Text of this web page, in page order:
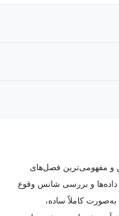
و مفهومی‌ترین فصل‌های
داده‌ها و بررسی شانس وقوع
به‌صورت کاملاً ساده،